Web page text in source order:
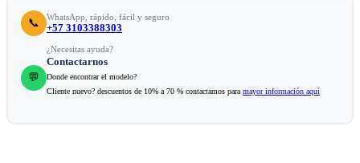
📞 WhatsApp, rápido, fácil y seguro
+57 3103388303
💬
¿Necesitas ayuda?
Contactarnos
Donde encontrar el modelo?
Cliente nuevo? descuentos de 10% a 70 % contactamos para mayor información aquí